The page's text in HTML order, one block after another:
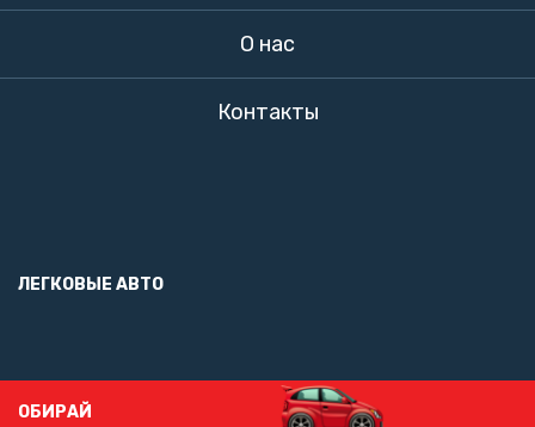
О нас
Контакты
ЛЕГКОВЫЕ АВТО
ОБИРАЙ